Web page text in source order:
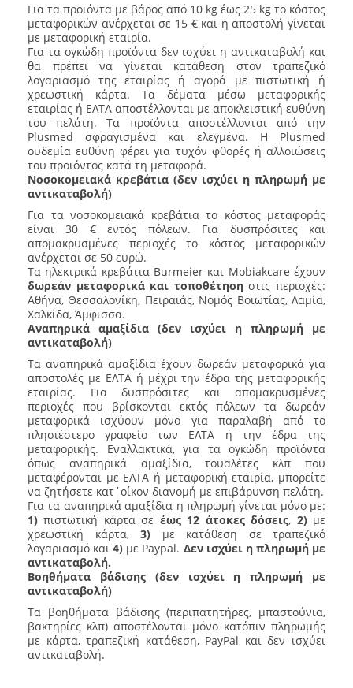
Για τα προϊόντα με βάρος από 10 kg έως 25 kg το κόστος
μεταφορικών ανέρχεται σε 15 € και η αποστολή γίνεται
με μεταφορική εταιρία.
Για τα ογκώδη προϊόντα δεν ισχύει η αντικαταβολή και
θα πρέπει να γίνεται κατάθεση στον τραπεζικό
λογαριασμό της εταιρίας ή αγορά με πιστωτική ή
χρεωστική κάρτα. Τα δέματα μέσω μεταφορικής
εταιρίας ή ΕΛΤΑ αποστέλλονται με αποκλειστική ευθύνη
του πελάτη. Τα προϊόντα αποστέλλονται από την
Plusmed σφραγισμένα και ελεγμένα. Η Plusmed
ουδεμία ευθύνη φέρει για τυχόν φθορές ή αλλοιώσεις
του προϊόντος κατά τη μεταφορά.
Νοσοκομειακά κρεβάτια (δεν ισχύει η πληρωμή με
αντικαταβολή)
Για τα νοσοκομειακά κρεβάτια το κόστος μεταφοράς
είναι 30 € εντός πόλεων. Για δυσπρόσιτες και
απομακρυσμένες περιοχές το κόστος μεταφορικών
ανέρχεται σε 50 ευρώ.
Τα ηλεκτρικά κρεβάτια Burmeier και Mobiakcare έχουν
δωρεάν μεταφορικά και τοποθέτησηστις περιοχές:
Αθήνα, Θεσσαλονίκη, Πειραιάς, Νομός Βοιωτίας, Λαμία,
Χαλκίδα, Άμφισσα.
Αναπηρικά αμαξίδια (δεν ισχύει η πληρωμή με
αντικαταβολή)
Τα αναπηρικά αμαξίδια έχουν δωρεάν μεταφορικά για
αποστολές με ΕΛΤΑ ή μέχρι την έδρα της μεταφορικής
εταιρίας. Για δυσπρόσιτες και απομακρυσμένες
περιοχές που βρίσκονται εκτός πόλεων τα δωρεάν
μεταφορικά ισχύουν μόνο για παραλαβή από το
πλησιέστερο γραφείο των ΕΛΤΑ ή την έδρα της
μεταφορικής. Εναλλακτικά, για τα ογκώδη προϊόντα
όπως αναπηρικά αμαξίδια, τουαλέτες κλπ που
μεταφέρονται με ΕΛΤΑ ή μεταφορική εταιρία, μπορείτε
να ζητήσετε κατ΄οίκον διανομή με επιβάρυνση πελάτη.
Για τα αναπηρικά αμαξίδια η πληρωμή γίνεται μόνο με:
1) πιστωτική κάρτα σε έως 12 άτοκες δόσεις, 2)με
χρεωστική κάρτα, 3) με κατάθεση σε τραπεζικό
λογαριασμό και4) με Paypal. Δεν ισχύει η πληρωμή με
αντικαταβολή.
Βοηθήματα βάδισης (δεν ισχύει η πληρωμή με
αντικαταβολή)
Τα βοηθήματα βάδισης (περιπατητήρες, μπαστούνια,
βακτηρίες κλπ) αποστέλονται μόνο κατόπιν πληρωμής
με κάρτα, τραπεζική κατάθεση, PayPal και δεν ισχύει
αντικαταβολή.